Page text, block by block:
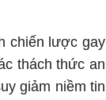
chiến lược gay
thách thức an
giảm niềm tin